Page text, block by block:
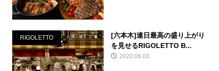
RIGOLETTO
[六本木]連日最高の盛り上がり
を見せるRIGOLETTO B...
2020.06.03